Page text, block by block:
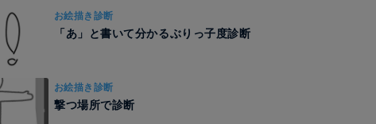
お絵描き診断
「あ」と書いて分かるぶりっ子度診断
お絵描き診断
撃つ場所で診断